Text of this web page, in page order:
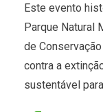
Este evento
Parque Natural
de
contra a
sustentável